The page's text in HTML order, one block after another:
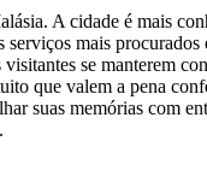
A cidade é mais
serviços mais
se manterem
que valem a pena
suas memórias com